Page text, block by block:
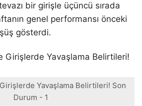
bir girişle üçüncü sırada
genel performansı önceki
gösterdi.
Yavaşlama Belirtileri! Son
Durum - 1